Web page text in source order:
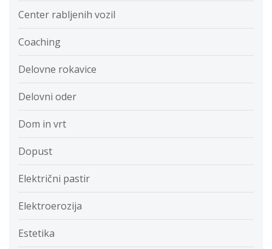
Center rabljenih vozil
Coaching
Delovne rokavice
Delovni oder
Dom in vrt
Dopust
Električni pastir
Elektroerozija
Estetika